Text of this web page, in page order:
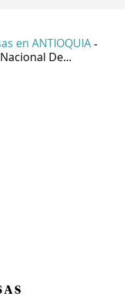
en ANTIOQUIA -
De...
A S